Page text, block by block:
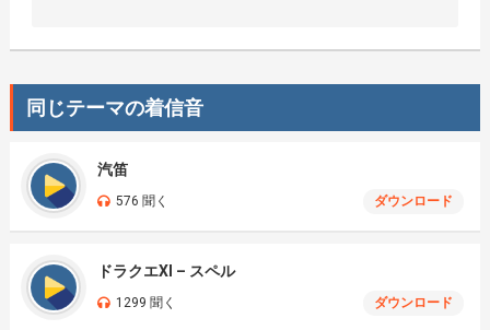
同じテーマの着信音
汽笛
576 聞く ダウンロード
ドラクエXI – スペル
1299 聞く ダウンロード